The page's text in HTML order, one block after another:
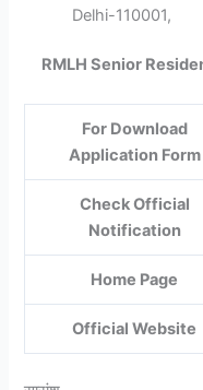
Delhi-110001,
RMLH Senior
For Download
Application Form
Check Official
Notification
Home Page
Official Website